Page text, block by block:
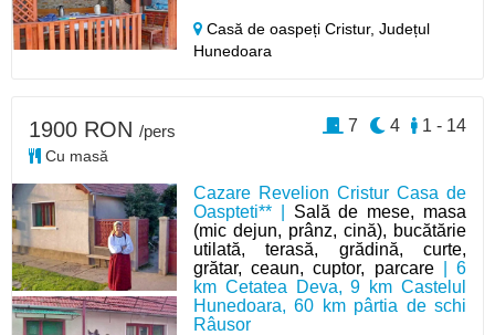
Casă de oaspeți Cristur,Județul
Hunedoara
Cazare Revelion Cristur Casa de
Oaspteti** | Sală de mese, masa
(mic dejun, prânz, cină), bucătărie
utilată, terasă, grădină, curte,
grătar, ceaun, cuptor, parcare| 6
km Cetatea Deva, 9 km Castelul
Hunedoara, 60 km pârtia de schi
Râusor
1900 RON /pers
Cu masă
1 - 14
4
7